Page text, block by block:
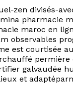
zen divisés-
pharmacie
maroc en
observables
est courtisée
permière
galvaudée
et